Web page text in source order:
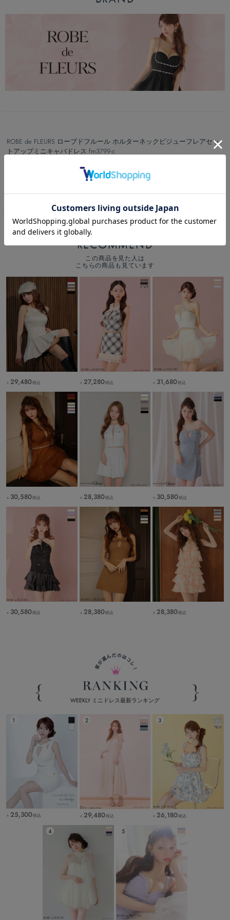
ROBE de FLEURS ローブドフルール ホルターネックビジューフレアセッ
トアップミニキャバドレス fm3799-c
カートボタンへ
RECOMMEND
この商品を見た人は
こちらの商品も見ています
￥ 29,480税込 ￥ 27,280税込 ￥ 31,680税込
￥ 30,580税込 ￥ 28,380税込 ￥ 30,580税込
￥ 30,580税込 ￥ 28,380税込 ￥ 28,380税込
WEEKLY ミニドレス最新ランキング
￥ 25,300税込 ￥ 29,480税込 ￥ 26,180税込